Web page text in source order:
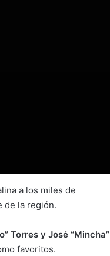
a los miles de
de la región.
Torres y José “Mincha”
favoritos.